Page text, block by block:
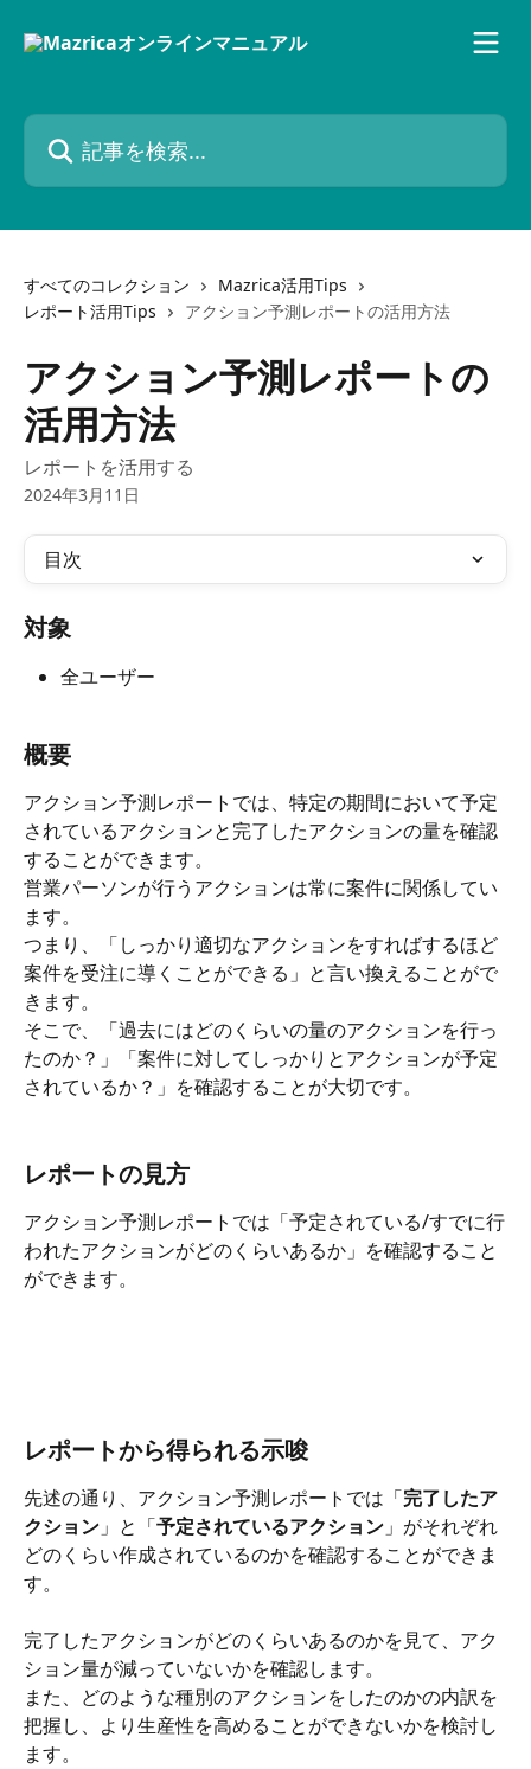
記事を検索...
すべてのコレクション
Mazrica活用Tips
レポート活用Tips
アクション予測レポートの活用方法
アクション予測レポートの
活用方法
レポートを活用する
2024年3月11日
目次
対象
全ユーザー
概要
アクション予測レポートでは、特定の期間において予定
されているアクションと完了したアクションの量を確認
することができます。
営業パーソンが行うアクションは常に案件に関係してい
ます。
つまり、「しっかり適切なアクションをすればするほど
案件を受注に導くことができる」と言い換えることがで
きます。
そこで、「過去にはどのくらいの量のアクションを行っ
たのか？」「案件に対してしっかりとアクションが予定
されているか？」を確認することが大切です。
レポートの見方
アクション予測レポートでは「予定されている/すでに行
われたアクションがどのくらいあるか」を確認すること
ができます。
レポートから得られる示唆
先述の通り、アクション予測レポートでは「完了したア
クション 」と「予定されているアクション 」がそれぞれ
どのくらい作成されているのかを確認することができま
す。
完了したアクションがどのくらいあるのかを見て、アク
ション量が減っていないかを確認します。
また、どのような種別のアクションをしたのかの内訳を
把握し、より生産性を高めることができないかを検討し
ます。